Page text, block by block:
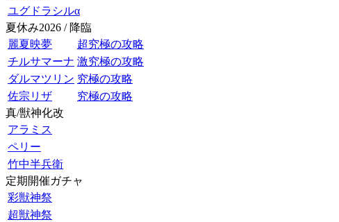
ユグドラシルα
夏休み2026 / 降臨
麗夏映夢
超究極の攻略
チルサマーナ 激究極の攻略
ダルマツリン 究極の攻略
佐宗リザ
究極の攻略
真/獣神化改
アラミス
ペリー
竹中半兵衛
定期開催ガチャ
彩獣神祭
超獣神祭